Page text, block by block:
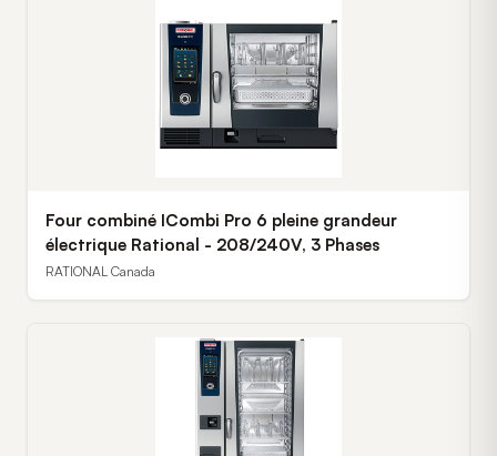
Four combiné ICombi Pro 6 pleine grandeur
électrique Rational - 208/240V, 3 Phases
RATIONAL Canada